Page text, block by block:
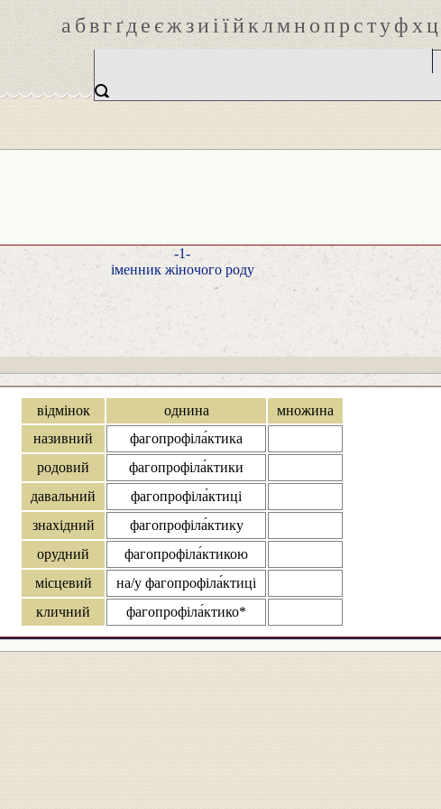
абвгґдеєжзиіїйклмнопрстуфхц
-1-
іменник жіночого роду
відмінок однина
множина
називний
фагопрофіла́ктика
родовий
фагопрофіла́ктики
давальний
фагопрофіла́ктиці
знахідний
фагопрофіла́ктику
орудний
фагопрофіла́ктикою
місцевий
на/у фагопрофіла́ктиці
кличний
фагопрофіла́ктико*